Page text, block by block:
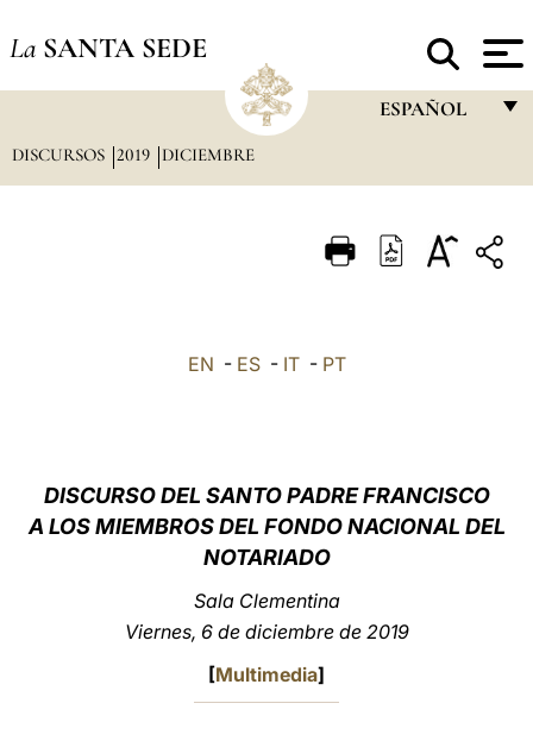
La SANTA SEDE
ESPAÑOL
ITALIANO
中文
DISCURSOS 2019 DICIEMBRE
EN - ES- IT- PT
DISCURSO DEL SANTO PADRE FRANCISCO
A LOS MIEMBROS DEL FONDO NACIONAL DEL
NOTARIADO
Sala Clementina
Viernes, 6 de diciembre de 2019
[Multimedia]